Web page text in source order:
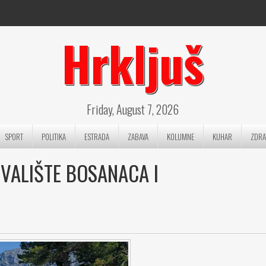
Hrkljuš
Friday, August 7, 2026
SPORT POLITIKA ESTRADA ZABAVA KOLUMNE KUHAR
BOSANACA I